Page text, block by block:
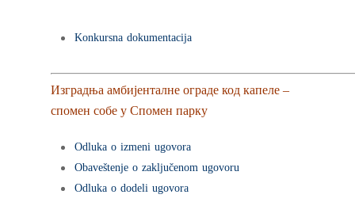
Konkursna dokumentacija
Изградња амбијенталне ограде код капеле –
спомен собе у Спомен парку
Odluka o izmeni ugovora
Obaveštenje o zaključenom ugovoru
Odluka o dodeli ugovora